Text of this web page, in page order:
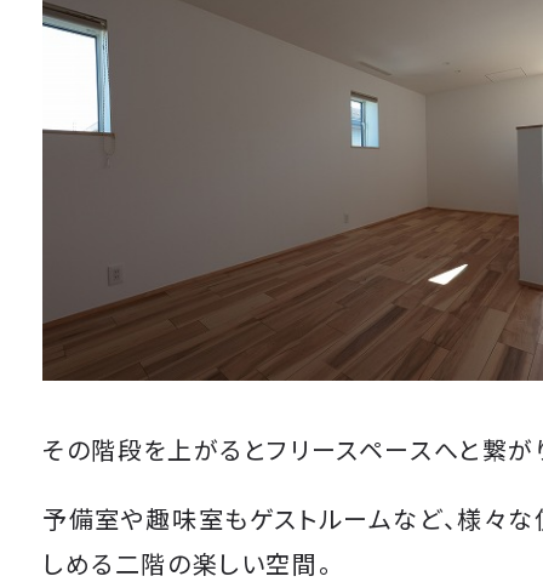
その階段を上がるとフリースペースへと繋が
予備室や趣味室もゲストルームなど、様々
しめる二階の楽しい空間。